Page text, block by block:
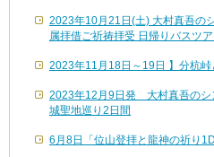
2023年10月21日(土) 大村真吾の
属拝借ご祈祷拝受 日帰りバスツ
2023年11月18日～19日 】分杭
2023年12月9日発 大村真吾のシ
城聖地巡り2日間
6月8日「位山登拝と龍神の祈り